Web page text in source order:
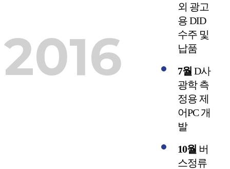
2016
외 광고
용 DID
수주 및
납품
7월 D사
광학 측
정용 제
어PC 개
발
10월 버
스정류